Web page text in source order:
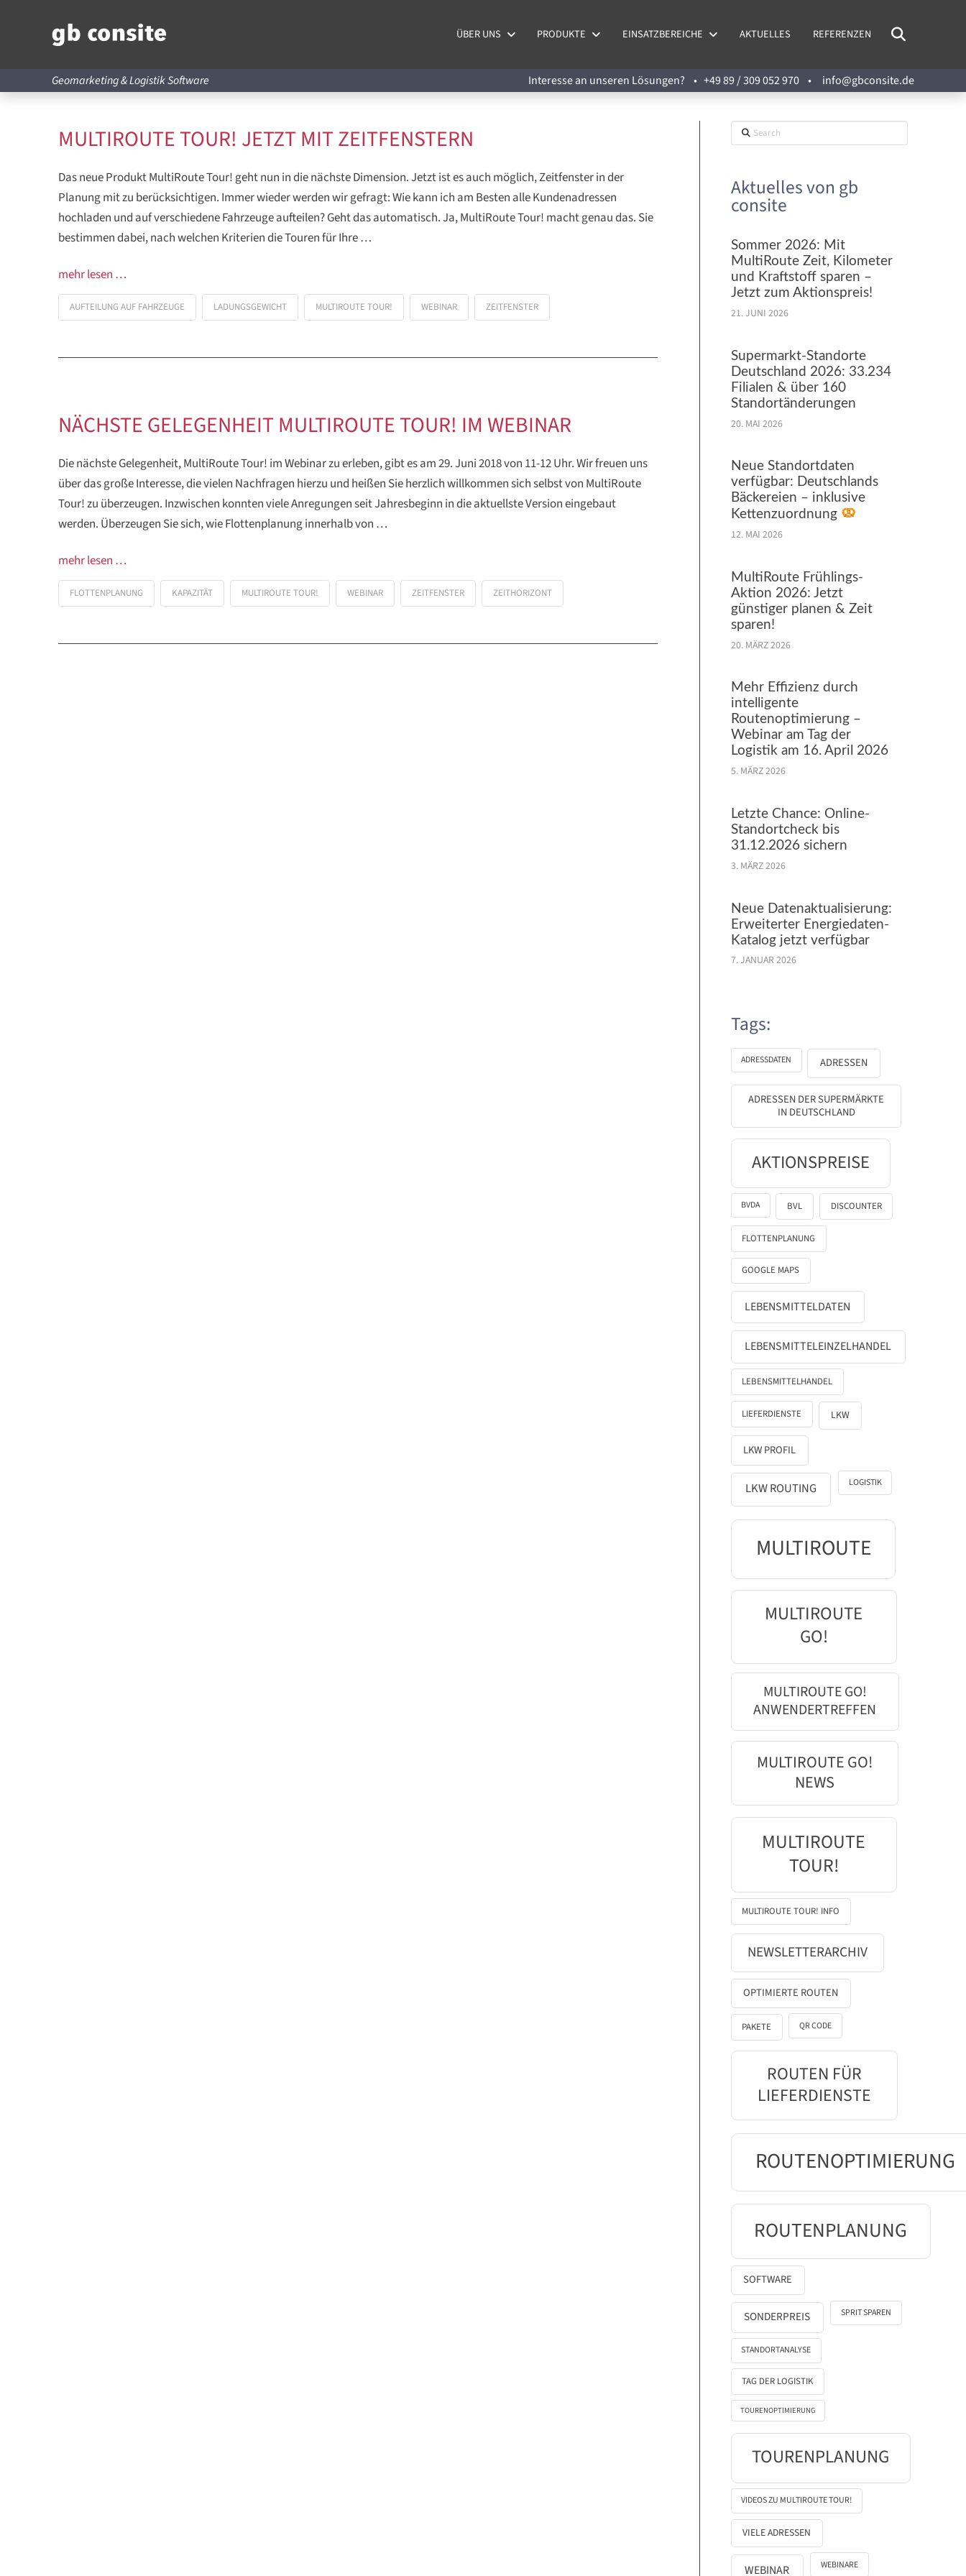
ÜBER UNS PRODUKTE EINSATZBEREICHE AKTUELLES REFERENZEN
Geomarketing & Logistik Software Interesse an unseren Lösungen? • +49 89 / 309 052 970 • info@gbconsite.de
MULTIROUTE TOUR! JETZT MIT ZEITFENSTERN
Das neue Produkt MultiRoute Tour! geht nun in die nächste Dimension. Jetzt ist es auch möglich, Zeitfenster in der
Planung mit zu berücksichtigen. Immer wieder werden wir gefragt: Wie kann ich am Besten alle Kundenadressen
hochladen und auf verschiedene Fahrzeuge aufteilen? Geht das automatisch. Ja, MultiRoute Tour! macht genau das. Sie
bestimmen dabei, nach welchen Kriterien die Touren für Ihre …
mehr lesen …
AUFTEILUNG AUF FAHRZEUGE LADUNGSGEWICHT MULTIROUTE TOUR! WEBINAR ZEITFENSTER
NÄCHSTE GELEGENHEIT MULTIROUTE TOUR! IM WEBINAR
Die nächste Gelegenheit, MultiRoute Tour! im Webinar zu erleben, gibt es am 29. Juni 2018 von 11-12 Uhr. Wir freuen uns
über das große Interesse, die vielen Nachfragen hierzu und heißen Sie herzlich willkommen sich selbst von MultiRoute
Tour! zu überzeugen. Inzwischen konnten viele Anregungen seit Jahresbeginn in die aktuellste Version eingebaut
werden. Überzeugen Sie sich, wie Flottenplanung innerhalb von …
mehr lesen …
FLOTTENPLANUNG KAPAZITÄT MULTIROUTE TOUR! WEBINAR ZEITFENSTER ZEITHORIZONT
Search
Aktuelles von gb
consite
Sommer 2026: Mit
MultiRoute Zeit, Kilometer
und Kraftstoff sparen –
Jetzt zum Aktionspreis!
21. JUNI 2026
Supermarkt-Standorte
Deutschland 2026: 33.234
Filialen & über 160
Standortänderungen
20. MAI 2026
Neue Standortdaten
verfügbar: Deutschlands
Bäckereien – inklusive
Kettenzuordnung
12. MAI 2026
MultiRoute Frühlings-
Aktion 2026: Jetzt
günstiger planen & Zeit
sparen!
20. MÄRZ 2026
Mehr Effizienz durch
intelligente
Routenoptimierung –
Webinar am Tag der
Logistik am 16. April 2026
5. MÄRZ 2026
Letzte Chance: Online-
Standortcheck bis
31.12.2026 sichern
3. MÄRZ 2026
Neue Datenaktualisierung:
Erweiterter Energiedaten-
Katalog jetzt verfügbar
7. JANUAR 2026
Tags:
ADRESSDATEN ADRESSEN
ADRESSEN DER SUPERMÄRKTE
IN DEUTSCHLAND
AKTIONSPREISE
BVDA BVL DISCOUNTER
FLOTTENPLANUNG
GOOGLE MAPS
LEBENSMITTELDATEN
LEBENSMITTELEINZELHANDEL
LEBENSMITTELHANDEL
LIEFERDIENSTE LKW
LKW PROFIL
LKW ROUTING LOGISTIK
MULTIROUTE
MULTIROUTE
GO!
MULTIROUTE GO!
ANWENDERTREFFEN
MULTIROUTE GO!
NEWS
MULTIROUTE
TOUR!
MULTIROUTE TOUR! INFO
NEWSLETTERARCHIV
OPTIMIERTE ROUTEN
PAKETE QR CODE
ROUTEN FÜR
LIEFERDIENSTE
ROUTENOPTIMIERUNG
ROUTENPLANUNG
SOFTWARE
SONDERPREIS SPRIT SPAREN
STANDORTANALYSE
TAG DER LOGISTIK
TOURENOPTIMIERUNG
TOURENPLANUNG
VIDEOS ZU MULTIROUTE TOUR!
VIELE ADRESSEN
WEBINAR WEBINARE